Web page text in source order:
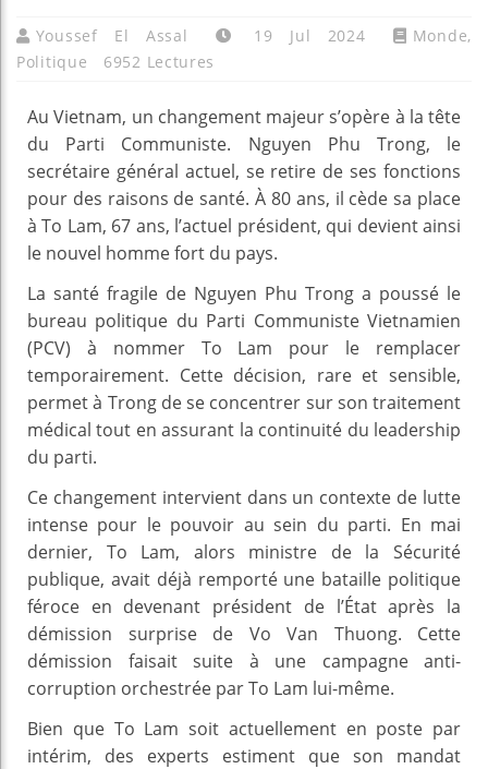
Youssef El Assal 19 Jul 2024 Monde,
Politique
6952 Lectures
Au Vietnam, un changement majeur s’opère à la tête
du Parti Communiste. Nguyen Phu Trong, le
secrétaire général actuel, se retire de ses fonctions
pour des raisons de santé. À 80 ans, il cède sa place
à To Lam, 67 ans, l’actuel président, qui devient ainsi
le nouvel homme fort du pays.
La santé fragile de Nguyen Phu Trong a poussé le
bureau politique du Parti Communiste Vietnamien
(PCV) à nommer To Lam pour le remplacer
temporairement. Cette décision, rare et sensible,
permet à Trong de se concentrer sur son traitement
médical tout en assurant la continuité du leadership
du parti.
Ce changement intervient dans un contexte de lutte
intense pour le pouvoir au sein du parti. En mai
dernier, To Lam, alors ministre de la Sécurité
publique, avait déjà remporté une bataille politique
féroce en devenant président de l’État après la
démission surprise de Vo Van Thuong. Cette
démission faisait suite à une campagne anti-
corruption orchestrée par To Lam lui-même.
Bien que To Lam soit actuellement en poste par
intérim, des experts estiment que son mandat